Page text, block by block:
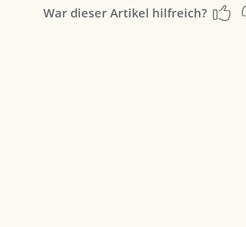
War dieser Artikel hilfreich?